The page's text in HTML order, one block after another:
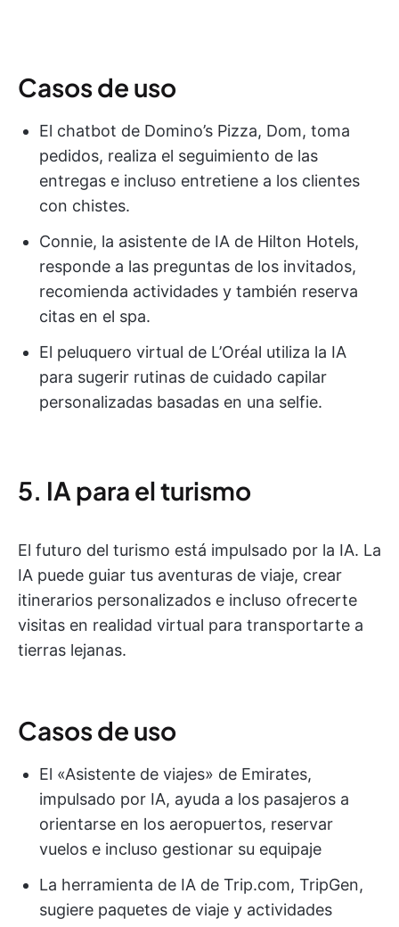
Casos de uso
El chatbot de Domino’s Pizza, Dom, toma
pedidos, realiza el seguimiento de las
entregas e incluso entretiene a los clientes
con chistes.
Connie, la asistente de IA de Hilton Hotels,
responde a las preguntas de los invitados,
recomienda actividades y también reserva
citas en el spa.
El peluquero virtual de L’Oréal utiliza la IA
para sugerir rutinas de cuidado capilar
personalizadas basadas en una selfie.
5. IA para el turismo
El futuro del turismo está impulsado por la IA. La
IA puede guiar tus aventuras de viaje, crear
itinerarios personalizados e incluso ofrecerte
visitas en realidad virtual para transportarte a
tierras lejanas.
Casos de uso
El «Asistente de viajes» de Emirates,
impulsado por IA, ayuda a los pasajeros a
orientarse en los aeropuertos, reservar
vuelos e incluso gestionar su equipaje
La herramienta de IA de Trip.com, TripGen,
sugiere paquetes de viaje y actividades